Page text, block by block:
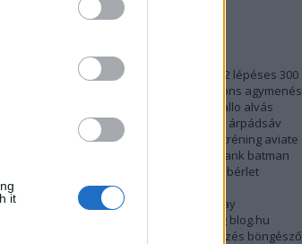
it
(effektívrizsa) 100fekvő 2 lépéses 300
addons agymenés
allo alvás
androidandroid instant app
árpádsáv
aspergerasztal autogén tréning aviate
bank batman
bérlet
bikiniszezonbillentyűparancs
billentyűparancsok
birthday
blog blog.hu
böngészés böngésző